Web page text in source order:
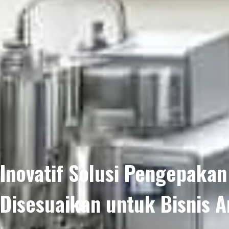
InovatifSolusi Pengepakan
Disesuaikan untuk Bisnis